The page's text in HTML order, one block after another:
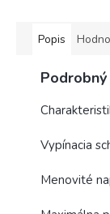
Popis
Vypínacia
Menovité